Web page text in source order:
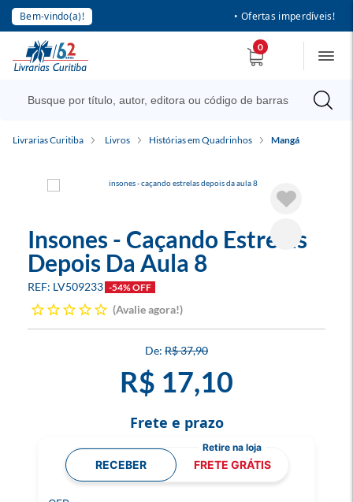
Bem-vindo(a)! • Ofertas imperdíveis!
0
Livrarias Curitiba Livros Histórias em Quadrinhos Mangá
Insones - Caçando Estrelas
Depois Da Aula 8
LV509233 -54% OFF
Avalie agora!
R$ 37,90
R$ 17,10
Frete e prazo
RECEBER FRETE GRÁTIS